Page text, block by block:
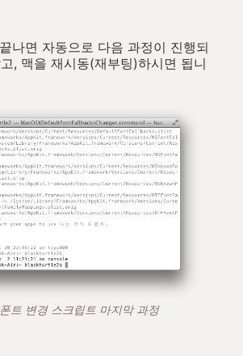
나면 자동으로 다음 과정이 진행되
, 맥을 재시동(재부팅)하시면 됩니
트 변경 스크립트 마지막 과정